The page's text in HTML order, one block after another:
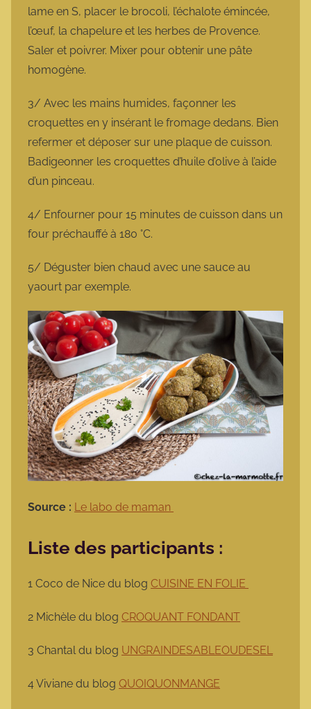
lame en S, placer le brocoli, l’échalote émincée,
l’œuf, la chapelure et les herbes de Provence.
Saler et poivrer. Mixer pour obtenir une pâte
homogène.
3/ Avec les mains humides, façonner les
croquettes en y insérant le fromage dedans. Bien
refermer et déposer sur une plaque de cuisson.
Badigeonner les croquettes d’huile d’olive à l’aide
d’un pinceau.
4/ Enfourner pour 15 minutes de cuisson dans un
four préchauffé à 180 °C.
5/ Déguster bien chaud avec une sauce au
yaourt par exemple.
Source : Le labo de maman
Liste des participants :
1 Coco de Nice du blog CUISINE EN FOLIE
2 Michèle du blog CROQUANT FONDANT
3 Chantal du blog UNGRAINDESABLEOUDESEL
4 Viviane du blog QUOIQUONMANGE